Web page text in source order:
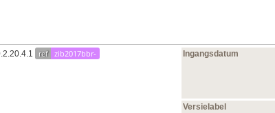
ref zib2017bbr- Ingangsdatum
Versielabel